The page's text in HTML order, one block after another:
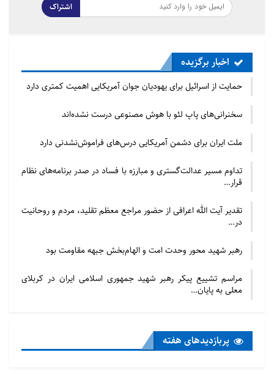
اشتراک
اخبار برگزیده
حمایت از اسرائیل برای یهودیان جوان آمریکایی اهمیت کمتری دارد
سخنرانی‌های پاپ لئو با هوش مصنوعی درست نشده‌اند
ملت ایران برای دشمن آمریکایی درس‌های فراموش‌نشدنی دارد
تداوم مسیر عدالت‌گستری و مبارزه با فساد در صدر برنامه‌های نظام
قرار…
تقدیر آیت الله اعرافی از حضور مراجع معظم تقلید، مردم و روحانیت
در…
رهبر شهید محور وحدت امت و الهام‌بخش جبهه مقاومت بود
مراسم تشییع پیکر رهبر شهید جمهوری اسلامی ایران در کربلای
معلی به پایان…
پربازدید‌های هفته